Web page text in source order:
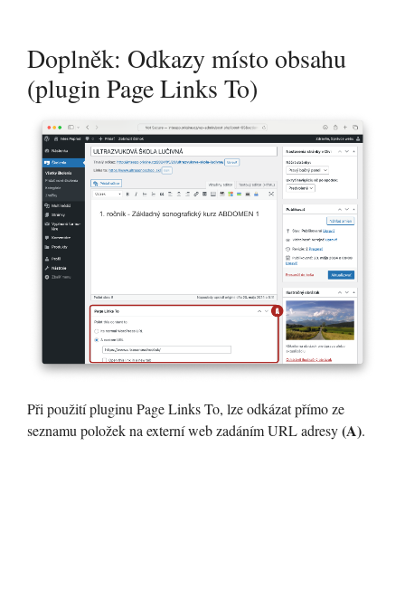
Doplněk: Odkazy místo obsahu
(plugin Page Links To)
Při použití pluginu Page Links To, lze odkázat přímo ze
seznamu položek na externí web zadáním URL adresy(A).